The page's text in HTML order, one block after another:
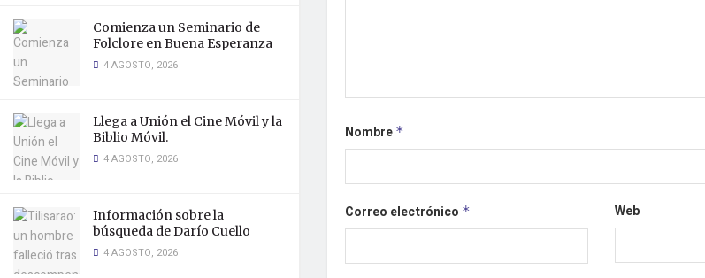
Comienza un Seminario de
Folclore en Buena Esperanza
4 AGOSTO, 2026
Llega a Unión el Cine Móvil y la
Biblio Móvil.
4 AGOSTO, 2026
Información sobre la
búsqueda de Darío Cuello
4 AGOSTO, 2026
Nombre *
Correo electrónico * Web